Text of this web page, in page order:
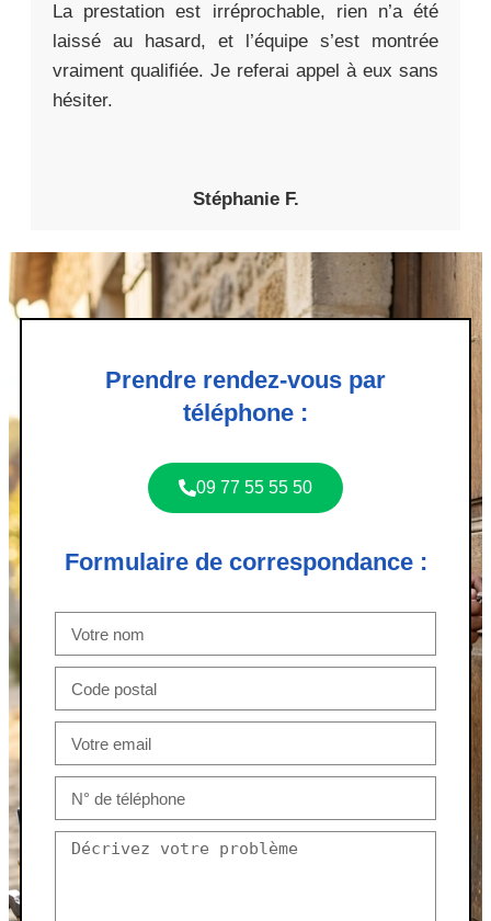
La prestation est irréprochable, rien n’a été
laissé au hasard, et l’équipe s’est montrée
vraiment qualifiée. Je referai appel à eux sans
hésiter.
Stéphanie F.
Prendre rendez-vous par
téléphone :
09 77 55 55 50
Formulaire de correspondance :